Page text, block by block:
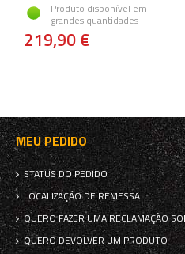
Produto disponível em
grandes quantidades
219,90 €
MEU PEDIDO
STATUS DO PEDIDO
LOCALIZAÇÃO DE REMESSA
QUERO FAZER UMA RECLAMAÇÃO
QUERO DEVOLVER UM PRODUTO